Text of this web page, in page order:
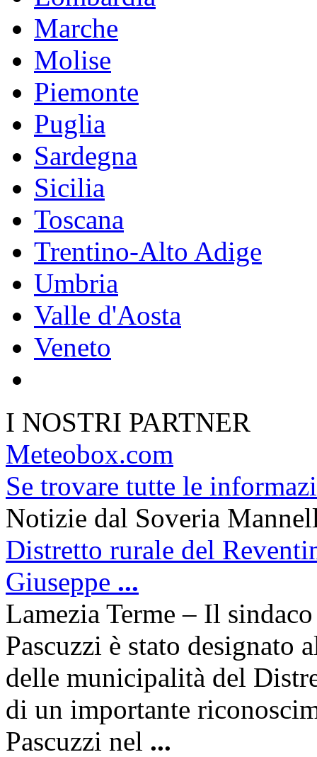
Marche
Molise
Piemonte
Puglia
Sardegna
Sicilia
Toscana
Trentino-Alto Adige
Umbria
Valle d'Aosta
Veneto
I NOSTRI PARTNER
Meteobox.com
Se trovare tutte le
Notizie dal Soveria
Distretto rurale del
Giuseppe ...
Lamezia Terme – Il
Pascuzzi è stato designato
delle municipalità del
di un importante
Pascuzzi nel ...